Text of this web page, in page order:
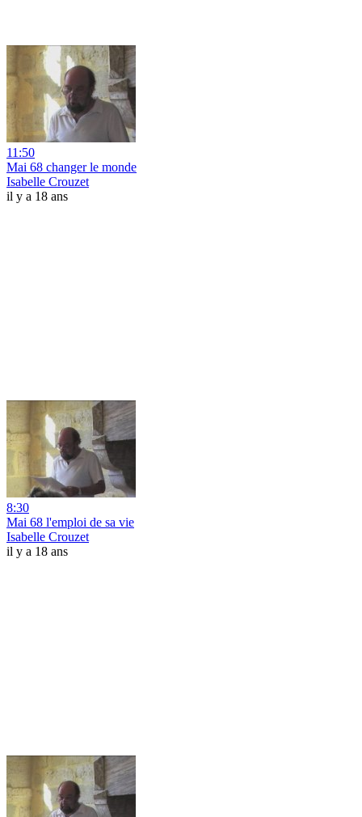
11:50
Mai 68 changer le monde
Isabelle Crouzet
il y a 18 ans
8:30
Mai 68 l'emploi de sa vie
Isabelle Crouzet
il y a 18 ans